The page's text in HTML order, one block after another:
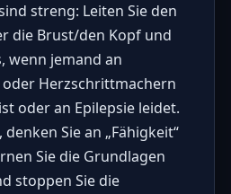
streng: Leiten Sie den
die Brust/den Kopf und
wenn jemand an
Herzschrittmachern
oder an Epilepsie leidet.
Sie an „Fähigkeit“
Sie die Grundlagen
stoppen Sie die